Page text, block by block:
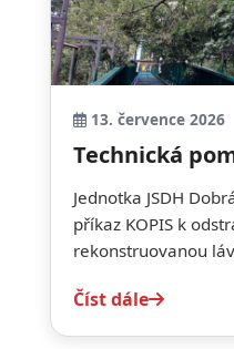
13. července 2026
Technická
Jednotka JSDH
příkaz KOPIS k
rekonstruovanou
Číst dále